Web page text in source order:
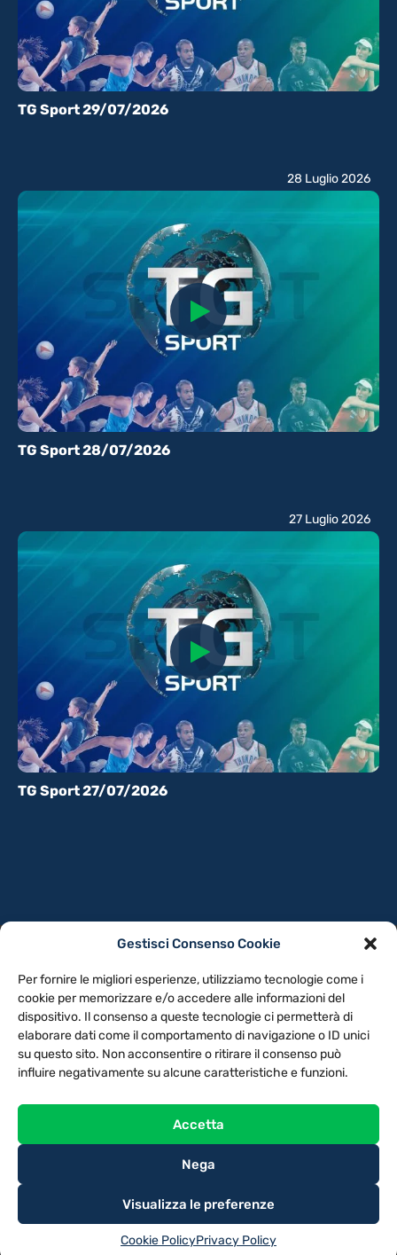
Gestisci Consenso Cookie
Per fornire le migliori esperienze, utilizziamo tecnologie come i
cookie per memorizzare e/o accedere alle informazioni del
dispositivo. Il consenso a queste tecnologie ci permetterà di
elaborare dati come il comportamento di navigazione o ID unici
su questo sito. Non acconsentire o ritirare il consenso può
influire negativamente su alcune caratteristiche e funzioni.
Accetta
Nega
Visualizza le preferenze
Cookie PolicyPrivacy Policy
TG Sport 29/07/2026
TG Sport 28/07/2026
28 Luglio 2026
TG Sport 27/07/2026
27 Luglio 2026
NOTE LEGALI
CONTATTACI PREFERENZE
TV LIBERA S.P.A.
Via Monteleonese 95/21 – 51100 Pistoia (PT)
Tel. 0573.9136 / Fax 0573.913615